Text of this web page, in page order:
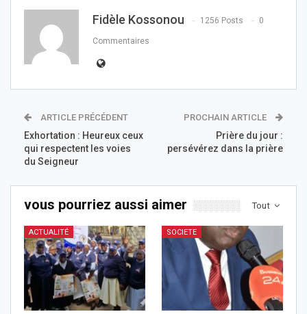
Fidèle Kossonou 1256 Posts 0
Commentaires
ARTICLE PRÉCÉDENT
Exhortation : Heureux ceux
qui respectent les voies
du Seigneur
PROCHAIN ARTICLE
Prière du jour :
persévérez dans la prière
Tout
vous pourriez aussi aimer
ACTUALITÉ SOCIETE